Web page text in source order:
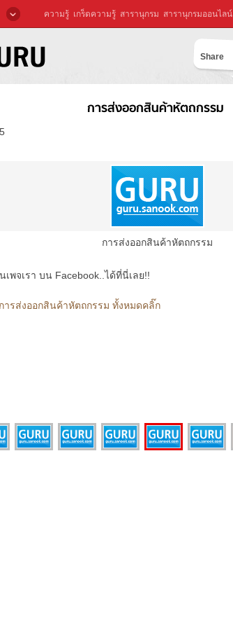
ความรู้ เกร็ดความรู้ สารานุกรม สารานุกรมออนไลน์
Share
การส่งออกสินค้าหัตถกรรม
การส่งออกสินค้าหัตถกรรม
พจเรา บน Facebook..ได้ที่นี่เลย!!
การส่งออกสินค้าหัตถกรรม ทั้งหมดคลิ๊ก